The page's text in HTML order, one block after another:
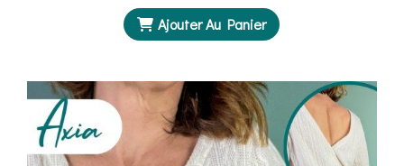
Ajouter Au Panier